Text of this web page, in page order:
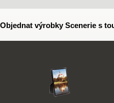
Objednat výrobky Scenerie s